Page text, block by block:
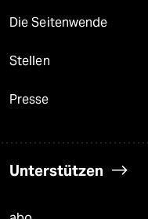
Die Seitenwende
Stellen
Presse
Unterstützen